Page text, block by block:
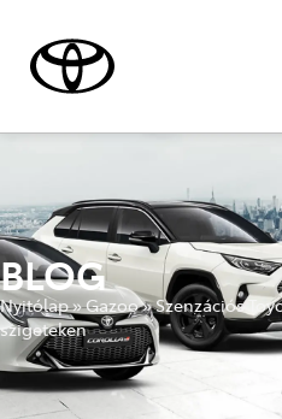
BLOG
Nyitólap»Gazoo»Szenzációs
szigeteken